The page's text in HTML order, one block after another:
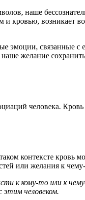
наше
и кровью,
эмоции, связанные с
желание
человека.
контексте кровь
или желания к
к кому-то или к
этим человеком.